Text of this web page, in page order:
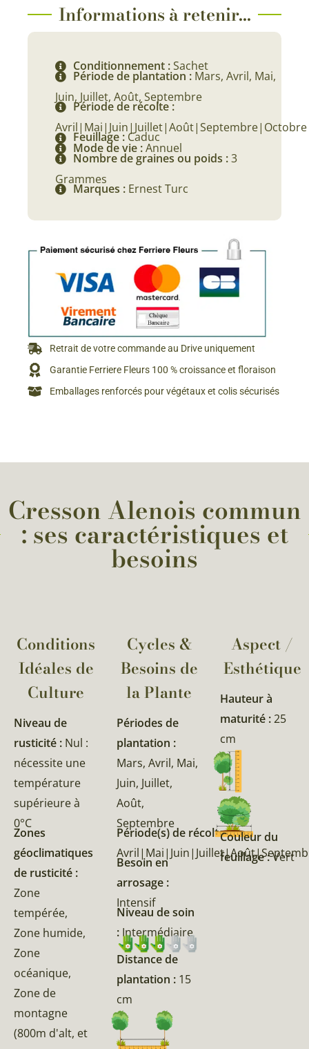
Informations à retenir...
Conditionnement :Sachet
Période de plantation : Mars, Avril, Mai,
Juin, Juillet, Août, Septembre
Période de récolte :
Avril|Mai|Juin|Juillet|Août|Septembre|Octobre
Feuillage : Caduc
Mode de vie :Annuel
Nombre de graines ou poids :3
Grammes
Marques : Ernest Turc
Retrait de votre commande au Drive uniquement
Garantie Ferriere Fleurs 100 % croissance et floraison
Emballages renforcés pour végétaux et colis sécurisés
Cresson Alenois commun
: ses caractéristiques et
besoins
Conditions
Idéales de
Culture
Niveau de
rusticité : Nul :
nécessite une
température
supérieure à
0°C
Zones
géoclimatiques
de rusticité :
Zone
tempérée,
Zone humide,
Zone
océanique,
Zone de
montagne
(800m d'alt, et
Cycles &
Besoins de
la Plante​
Périodes de
plantation :
Mars, Avril, Mai,
Juin, Juillet,
Août,
Septembre
Période(s) de récolte :
Besoin en
arrosage :
Intensif
Niveau de soin
: Intermédiaire
Distance de
plantation : 15
cm
Aspect /
Esthétique
Hauteur à
maturité :25
cm
Couleur du
feuillage :Vert